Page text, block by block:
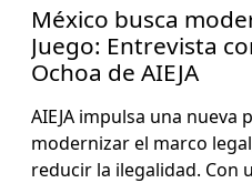
México busca
Juego: Entrevista
Ochoa de AIEJA
AIEJA impul­sa una nue­va
mod­ern­izar el mar­co
reducir la ile­gal­i­dad. Con